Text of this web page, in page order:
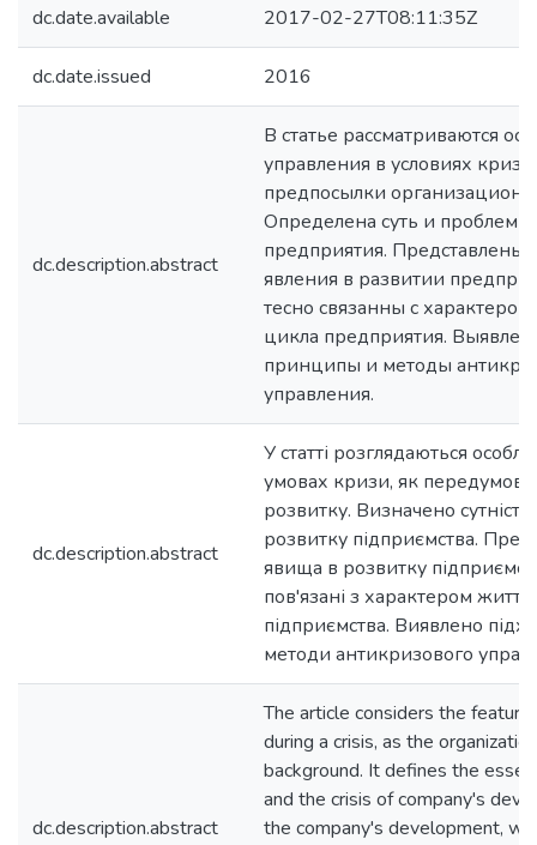
dc.date.available 2017-02-27T08:11:35Z
dc.date.issued 2016
dc.description.abstract
В статье рассматриваются
управления в условиях
предпосылки
Определена суть и проблемы
предприятия. Представлены
явления в развитии
тесно связанны с
цикла предприятия.
принципы и методы
управления.
dc.description.abstract
У статті розглядаються
умовах кризи, як передумови
розвитку. Визначено
розвитку підприємства.
явища в розвитку
пов'язані з характером
підприємства. Виявлено
методи антикризового
dc.description.abstract
The article considers the
during a crisis, as the
background. It defines the
and the crisis of company's
the company's development,